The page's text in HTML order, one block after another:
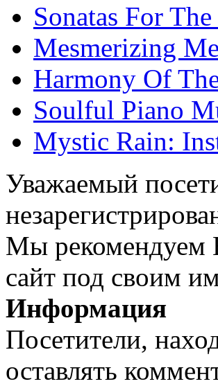
Sonatas For
Mesmerizing
Harmony Of
Soulful Piano
Mystic Rain:
Уважаемый
Мы рекомендуем
сайт под своим
Информация
Посетители,
оставлять